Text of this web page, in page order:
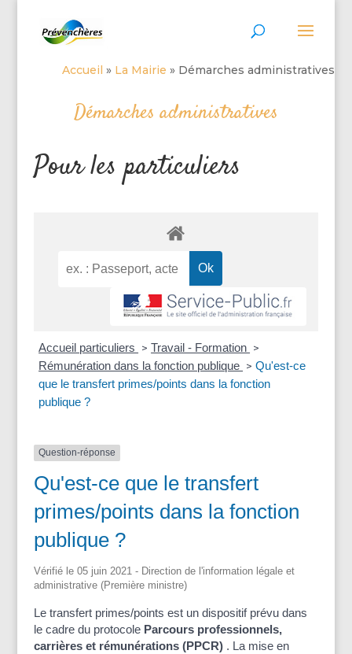
Accueil » La Mairie » Démarches administratives
Démarches administratives
Pour les particuliers
Accueil particuliers > Travail - Formation >
Rémunération dans la fonction publique > Qu'est-ce
que le transfert primes/points dans la fonction
publique ?
Question-réponse
Qu'est-ce que le transfert
primes/points dans la fonction
publique ?
Vérifié le 05 juin 2021 - Direction de l'information légale et
administrative (Première ministre)
Le transfert primes/points est un dispositif prévu dans
le cadre du protocole Parcours professionnels,
carrières et rémunérations (PPCR). La mise en